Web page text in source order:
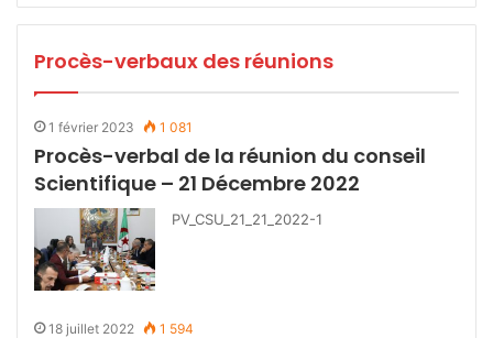
Procès-verbaux des réunions
1 février 2023 1 081
Procès-verbal de la réunion du conseil
Scientifique – 21 Décembre 2022
PV_CSU_21_21_2022-1
18 juillet 2022 1 594